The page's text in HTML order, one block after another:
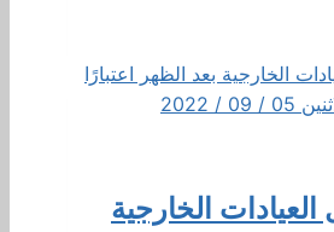
الخارجية